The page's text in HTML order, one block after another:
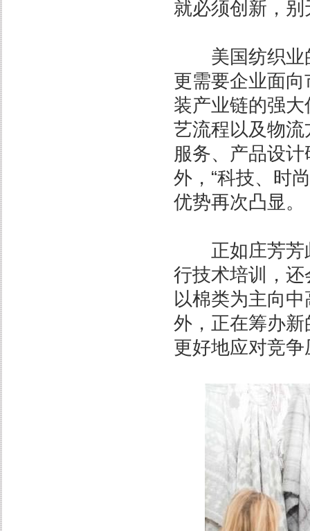
就必须创新，
美国纺织业的
更需要企业面
装产业链的强
艺流程以及物
服务、产品设
外，“科技、时
优势再次凸显。
正如庄芳芳此
行技术培训，
以棉类为主向
外，正在筹办
更好地应对竞争